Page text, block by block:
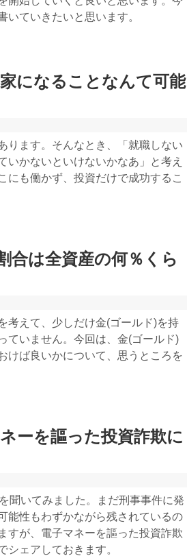
いていきたいと思います。
になることなんて可能
ります。そんなとき、「就職しない
いかないといけないかなあ」と考え
にも働かず、投資だけで成功するこ
合は全資産の何％くら
考えて、少しだけ金(ゴールド)を持
ていません。今回は、金(ゴールド)
けば良いかについて、思うところを
ーを謳った投資詐欺に
聞いてみました。まだ刑事事件に発
能性もわずかながら残されているの
すが、電子マネーを謳った投資詐欺
シェアしておきます。